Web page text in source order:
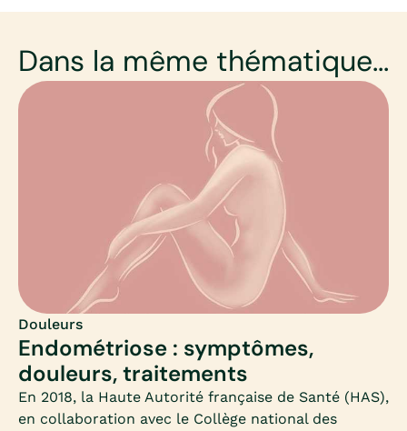
Dans la même thématique...
Douleurs
Endométriose : symptômes,
douleurs, traitements
En 2018, la Haute Autorité française de Santé (HAS),
en collaboration avec le Collège national des